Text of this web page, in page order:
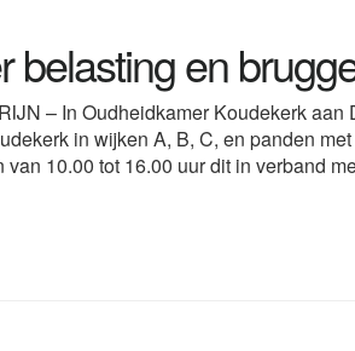
belasting en
– In Oudheidkamer Koudekerk aan
in wijken A, B, C, en panden
10.00 tot 16.00 uur dit in verband